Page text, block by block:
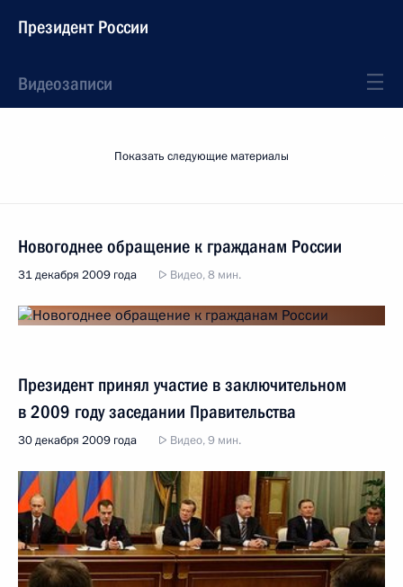
Президент России
Видеозаписи
Показать следующие материалы
Новогоднее обращение к гражданам России
31 декабря 2009 года Видео, 8 мин.
Президент принял участие в заключительном
в 2009 году заседании Правительства
30 декабря 2009 года Видео, 9 мин.